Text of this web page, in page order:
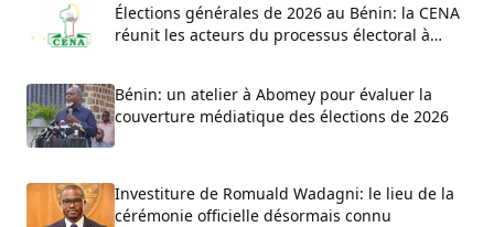
Élections générales de 2026 au Bénin: la CENA
réunit les acteurs du processus électoral à
Bénin: un atelier à Abomey pour évaluer la
couverture médiatique des élections de 2026
Investiture de Romuald Wadagni: le lieu de la
cérémonie officielle désormais connu